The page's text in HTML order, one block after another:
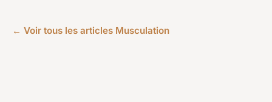
← Voir tous les articles Musculation